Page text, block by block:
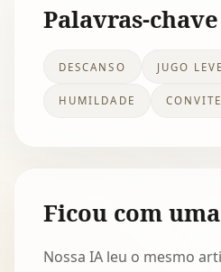
Palavras-chave
DESCANSO JUGO LEVE
HUMILDADE
Ficou com
Nossa IA leu o mesmo